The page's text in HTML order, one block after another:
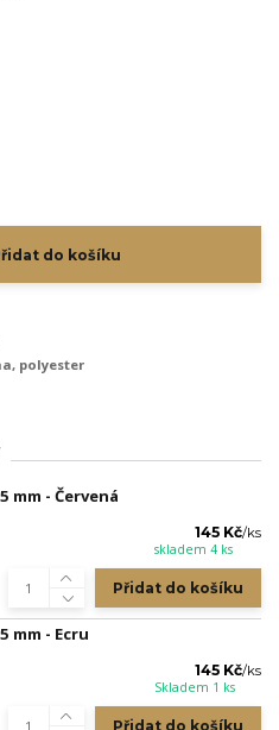
do košíku
polyester
mm - Červená
145 Kč/ks
skladem 4 ks
Přidat do košíku
mm - Ecru
145 Kč/ks
Skladem 1 ks
Přidat do košíku